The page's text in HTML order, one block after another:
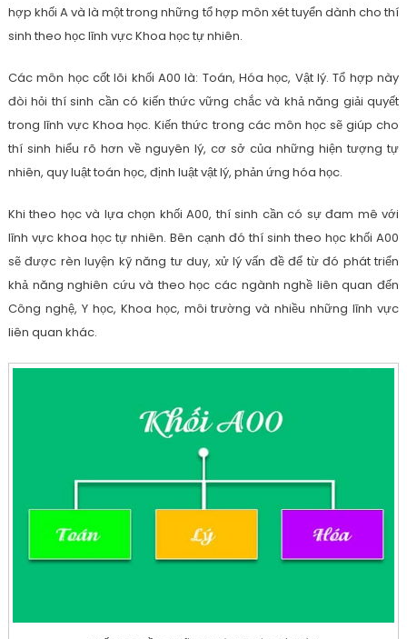
hợp khối A và là một trong những tổ hợp môn xét tuyển dành cho thí
sinh theo học lĩnh vực Khoa học tự nhiên.
Các môn học cốt lõi khối A00 là: Toán, Hóa học, Vật lý. Tổ hợp này
đòi hỏi thí sinh cần có kiến thức vững chắc và khả năng giải quyết
trong lĩnh vực Khoa học. Kiến thức trong các môn học sẽ giúp cho
thí sinh hiểu rõ hơn về nguyên lý, cơ sở của những hiện tượng tự
nhiên, quy luật toán học, định luật vật lý, phản ứng hóa học.
Khi theo học và lựa chọn khối A00, thí sinh cần có sự đam mê với
lĩnh vực khoa học tự nhiên. Bên cạnh đó thí sinh theo học khối A00
sẽ được rèn luyện kỹ năng tư duy, xử lý vấn đề để từ đó phát triển
khả năng nghiên cứu và theo học các ngành nghề liên quan đến
Công nghệ, Y học, Khoa học, môi trường và nhiều những lĩnh vực
liên quan khác.